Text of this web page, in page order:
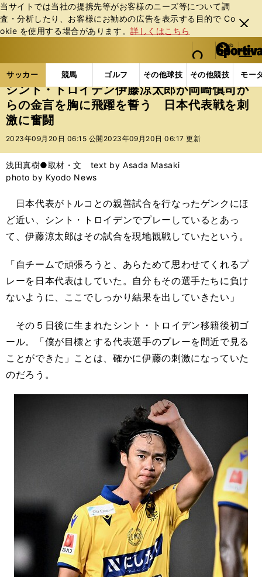
当サイトでは当社の提携先等がお客様のニーズ等について調
査・分析したり、お客様にお勧めの広告を表⽰する⽬的で Co
okie を使⽤する場合があります。詳しくはこちら
閉じ
る
web Sportiva (webスポルティーバ)
検索
マイペ
ー
ジ
メニュ
サッカー 競馬 ゴルフ その他球技 その他競技 モー
ス
ポ
ル
テ
ー
バ
サッカーの記事一覧 海外サッカー 海外サッカー
シント・トロイデン伊藤涼太郎が岡崎慎司か
らの金言を胸に飛躍を誓う 日本代表戦を刺
激に奮闘
2023年09月20日 06:15 公開 2023年09月20日 06:17 更新
浅田真樹●取材・文 text by Asada Masaki
photo by Kyodo News
日本代表がトルコとの親善試合を行なったゲンクにほ
ど近い、シント・トロイデンでプレーしているとあっ
て、伊藤涼太郎はその試合を現地観戦していたという。
「自チームで頑張ろうと、あらためて思わせてくれるプ
レーを日本代表はしていた。自分もその選手たちに負け
ないように、ここでしっかり結果を出していきたい」
その５日後に生まれたシント・トロイデン移籍後初ゴ
ール。「僕が目標とする代表選手のプレーを間近で見る
ことができた」ことは、確かに伊藤の刺激になっていた
のだろう。